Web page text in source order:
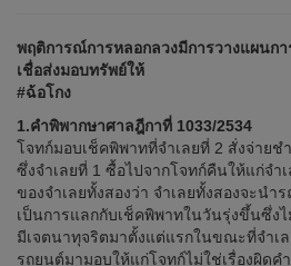
พฤติการณ์การหลอกลวงมีการวางแผนกา
เชื่อส่งมอบทรัพย์ให้
#ฉ้อโกง
1.คำพิพากษาศาลฎีกาที่ 1033/2534
โจทก์มอบเช็คพิพาทที่จำเลยที่ 2 สั่งจ่าย
ซึ่งจำเลยที่ 1 ซื้อไปจากโจทก์คืนให้แก่จำ
ของจำเลยทั้งสองว่า จำเลยทั้งสองจะนำ
เป็นการแลกกับเช็คพิพาทในวันรุ่งขึ้นซึ่งไ
มีเจตนาทุจริตมาตั้งแต่แรกในขณะที่จำเ
รถยนต์มามอบให้แก่โจทก์ไม่ใช่เรื่องผิด